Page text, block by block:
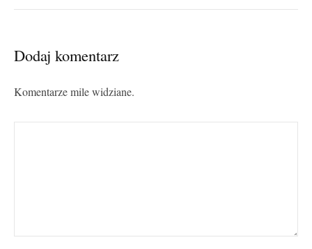
Dodaj komentarz
Komentarze mile widziane.